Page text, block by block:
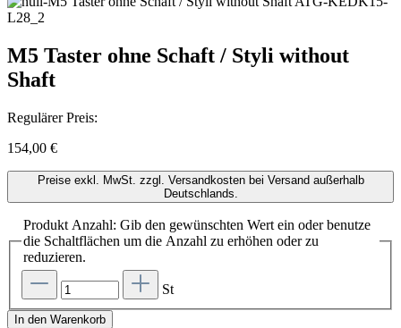
M5 Taster ohne Schaft / Styli without
Shaft
Regulärer Preis:
154,00 €
Preise exkl. MwSt. zzgl. Versandkosten bei Versand außerhalb
Deutschlands.
Produkt Anzahl: Gib den gewünschten Wert ein oder benutze
die Schaltflächen um die Anzahl zu erhöhen oder zu
reduzieren.
St
In den Warenkorb